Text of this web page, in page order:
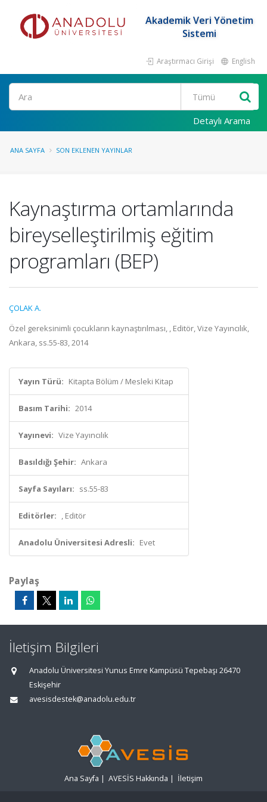
Akademik Veri Yönetim
Sistemi
Araştırmacı Girişi English
Ara
Detaylı Arama
ANA SAYFA SON EKLENEN YAYINLAR
Kaynaştırma ortamlarında
bireyselleştirilmiş eğitim
programları (BEP)
ÇOLAK A.
Özel gereksinimli çocukların kaynaştırılması, , Editör, Vize Yayıncılık,
Ankara, ss.55-83, 2014
Yayın Türü: Kitapta Bölüm / Mesleki Kitap
Basım Tarihi: 2014
Yayınevi: Vize Yayıncılık
Basıldığı Şehir: Ankara
Sayfa Sayıları: ss.55-83
Editörler: , Editör
Anadolu Üniversitesi Adresli: Evet
Paylaş
İletişim Bilgileri
Anadolu Üniversitesi Yunus Emre Kampüsü Tepebaşı 26470
Eskişehir
avesisdestek@anadolu.edu.tr
Ana Sayfa | AVESİS Hakkında | İletişim